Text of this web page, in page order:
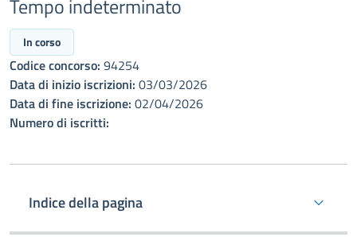
Tempo indeterminato
In corso
Codice concorso: 94254
Data di inizio iscrizioni: 03/03/2026
Data di fine iscrizione: 02/04/2026
Numero di iscritti:
Indice della pagina